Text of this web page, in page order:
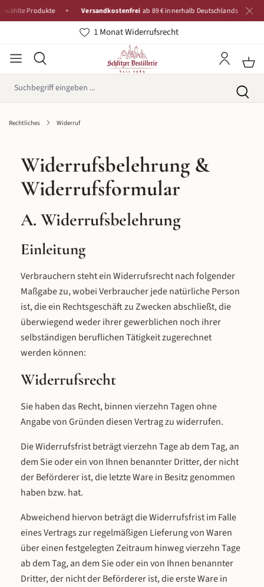
Produkte Versandkostenfrei ab 89 € innerhalb Deutschlands
1 Monat Widerrufsrecht
Rechtliches Widerruf
Widerrufsbelehrung &
Widerrufsformular
A. Widerrufsbelehrung
Einleitung
Verbrauchern steht ein Widerrufsrecht nach folgender
Maßgabe zu, wobei Verbraucher jede natürliche Person
ist, die ein Rechtsgeschäft zu Zwecken abschließt, die
überwiegend weder ihrer gewerblichen noch ihrer
selbständigen beruflichen Tätigkeit zugerechnet
werden können:
Widerrufsrecht
Sie haben das Recht, binnen vierzehn Tagen ohne
Angabe von Gründen diesen Vertrag zu widerrufen.
Die Widerrufsfrist beträgt vierzehn Tage ab dem Tag, an
dem Sie oder ein von Ihnen benannter Dritter, der nicht
der Beförderer ist, die letzte Ware in Besitz genommen
haben bzw. hat.
Abweichend hiervon beträgt die Widerrufsfrist im Falle
eines Vertrags zur regelmäßigen Lieferung von Waren
über einen festgelegten Zeitraum hinweg vierzehn Tage
ab dem Tag, an dem Sie oder ein von Ihnen benannter
Dritter, der nicht der Beförderer ist, die erste Ware in